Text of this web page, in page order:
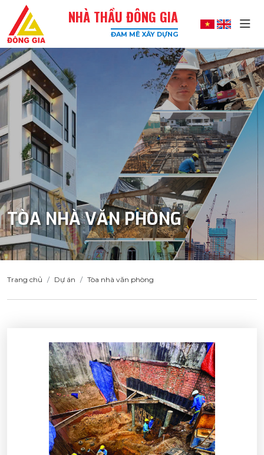
Đông
Gia
-
Công
Xây
Dựng
Uy
Tín,
Chất
Lượng
Cao
NHÀ THẦU ĐÔNG GIA
ĐAM MÊ XÂY DỰNG
TÒA NHÀ VĂN PHÒNG
Trang chủ Dự án Tòa nhà văn phòng